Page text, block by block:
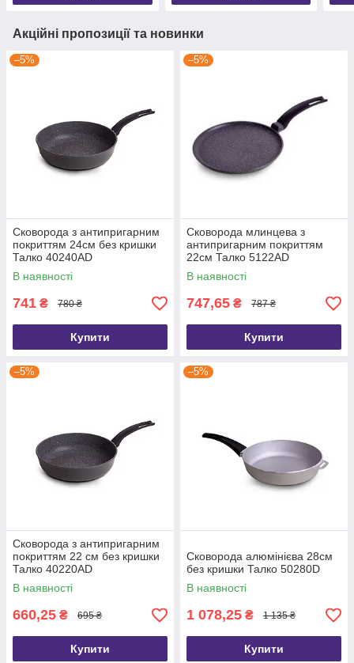
Акційні пропозиції та новинки
–5%
Сковорода з антипригарним
покриттям 24см без кришки
Талко 40240АD
В наявності
741 ₴ 780 ₴
Купити
–5%
Сковорода млинцева з
антипригарним покриттям
22см Талко 5122АD
В наявності
747,65 ₴ 787 ₴
Купити
–5%
Сковорода з антипригарним
покриттям 22 см без кришки
Талко 40220АD
В наявності
660,25 ₴ 695 ₴
Купити
–5%
Сковорода алюмінієва 28см
без кришки Талко 50280D
В наявності
1 078,25 ₴ 1 135 ₴
Купити